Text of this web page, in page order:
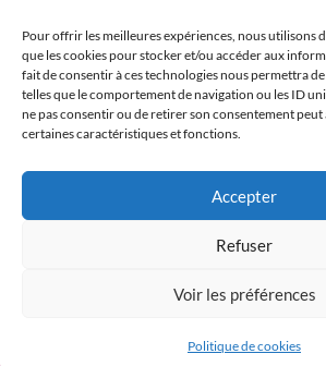
Pour offrir les meilleures expériences, nous utilisons
que les cookies pour stocker et/ou accéder aux
fait de consentir à ces technologies nous permettra
telles que le comportement de navigation ou les ID
ne pas consentir ou de retirer son consentement
certaines caractéristiques et fonctions.
Accepter
Refuser
Voir les préférences
Politique de cookies
Nous tenons à remercier tous ceux
cette collaboration possible, et plus
particulièrement nos employés et
de denrées alimentaires.
© 2026 Le Mûrier. Tous droits